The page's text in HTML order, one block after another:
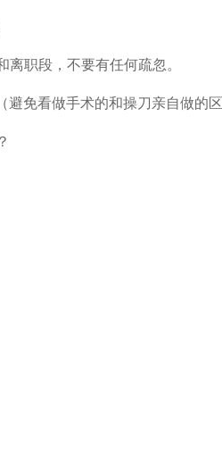
职段，不要有任何疏忽。
免看做手术的和操刀亲自做的